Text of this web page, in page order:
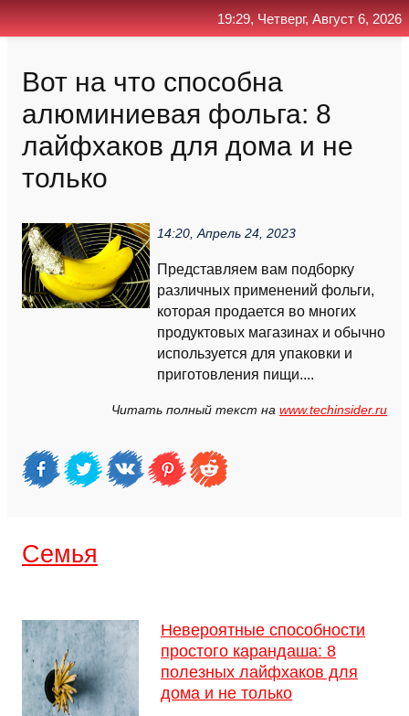
Вот на что способна
алюминиевая фольга: 8
лайфхаков для дома и не
только
14:20, Апрель 24, 2023
Представляем вам подборку
различных применений фольги,
которая продается во многих
продуктовых магазинах и обычно
используется для упаковки и
приготовления пищи....
Читать полный текст на www.techinsider.ru
Семья
Невероятные способности
простого карандаша: 8
полезных лайфхаков для
дома и не только
19:29, Четверг, Август 6, 2026